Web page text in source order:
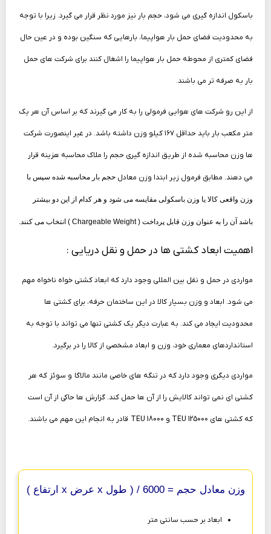
باسکول اندازه گیری می شود، حجم بار نیز مورد نظر قرار می گیرد. زیرا با توجه
به محدودیت فضای حمل بار هواپیما، بارهایی که سنگین بوده و در عین حال
فضای کمتری از محوطه حمل بار هواپیما را اشغال کنند برای شرکت های حمل
بار به صرفه تر می باشند.
از این رو شرکت های هوایی فرمولی را به کار می گیرند که بر اساس آن هر یک
متر مکعب بار باید حداقل ۱۶۷ کیلو وزن داشته باشد. در غیر اینصورت شرکت
ها وزن محاسبه شده از طریق اندازه گیری حجم را ملاک محاسبه هزینه قرار
می دهند. مطابق فرمول زیر ابتدا وزن معادل حجم بار محاسبه شده سپس با
وزن واقعی کالا یا وزن باسکولی مقایسه می شود و هر کدام از این دو بیشتر
باشد آن را به عنوان وزن قابل پرداخت ( Chargeable Weight ) انتخاب می کنند
اهمیت ابعاد کشتی ها در حمل و نقل دریایی :
مواردی در حمل و نقل بین المللی وجود دارد که ابعاد کشتی خواه ناخواه مهم
می شود. ابعاد و وزن بسیار کالا در این ساختمان حرفه، برای کشتی ها
محدودیت ایجاد می کند. به عبارت دیگر یک کشتی تنها می تواند با توجه به
استانداردهای معماری خود، وزن و ابعاد مشخصی از کالا را در برگیرد.
مواردی دیگری وجود دارد که در تنگه های خاصی مانند مالاگا و سوئز که هر
کشتی ای نمی تواند کالایش را از آن ها حمل کند. گزارش ها حاکی از آن است
که کشتی های TEU 125000 و TEU 18000 قادر به انجام این مهم می باشند.
وزن معادل حجم = 6000 / ( طول x عرض x ارتفاع )
ابعاد بر حسب سانتی متر